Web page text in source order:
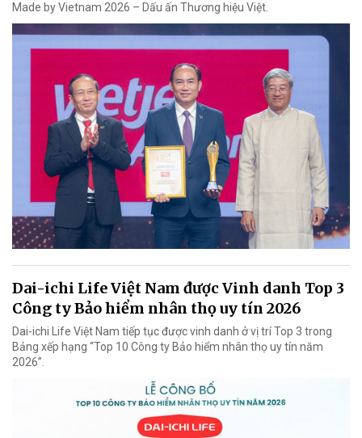
Made by Vietnam 2026 – Dấu ấn Thương hiệu Việt.
Dai-ichi Life Việt Nam được Vinh danh Top 3
Công ty Bảo hiểm nhân thọ uy tín 2026
Dai-ichi Life Việt Nam tiếp tục được vinh danh ở vị trí Top 3 trong
Bảng xếp hạng “Top 10 Công ty Bảo hiểm nhân thọ uy tín năm
2026”.